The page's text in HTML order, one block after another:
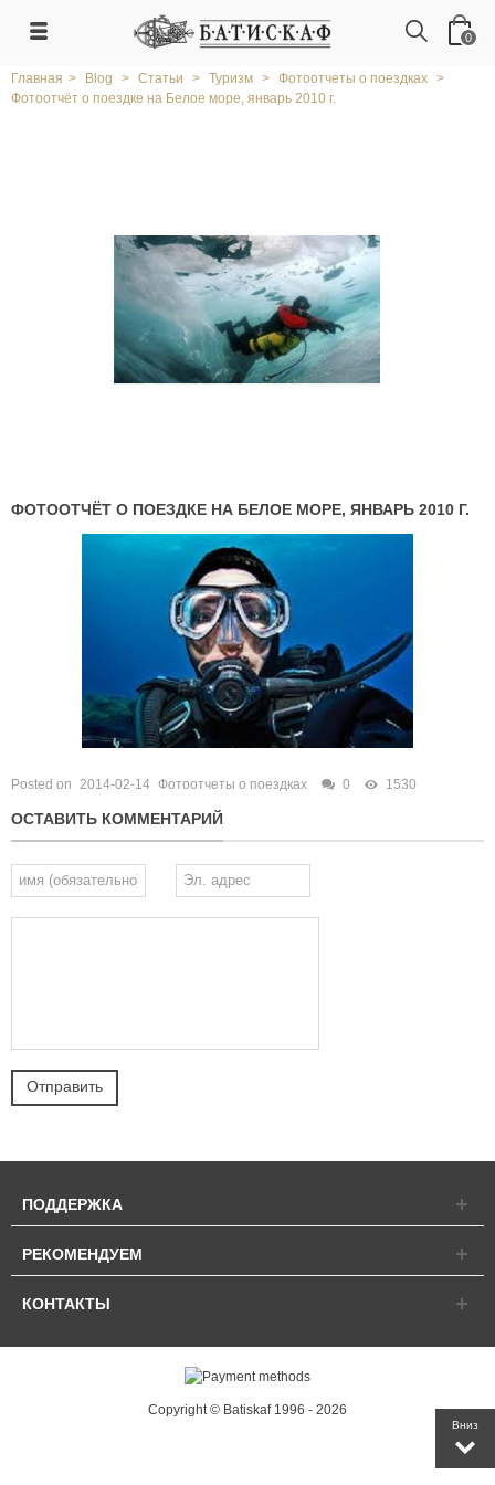
Вниз
0
Главная > Blog > Статьи > Туризм > Фотоотчеты о поездках >
Фотоотчёт о поездке на Белое море, январь 2010 г.
ФОТООТЧЁТ О ПОЕЗДКЕ НА БЕЛОЕ МОРЕ, ЯНВАРЬ 2010 Г.
Posted on 2014-02-14 Фотоотчеты о поездках 0 1530
ОСТАВИТЬ КОММЕНТАРИЙ
ПОДДЕРЖКА
РЕКОМЕНДУЕМ
КОНТАКТЫ
Copyright © Batiskaf 1996 - 2026